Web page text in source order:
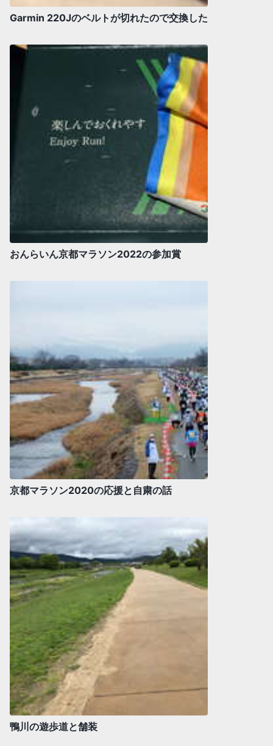
Garmin 220Jのベルトが切れたので交換した
おんらいん京都マラソン2022の参加賞
京都マラソン2020の応援と自粛の話
鴨川の遊歩道と舗装